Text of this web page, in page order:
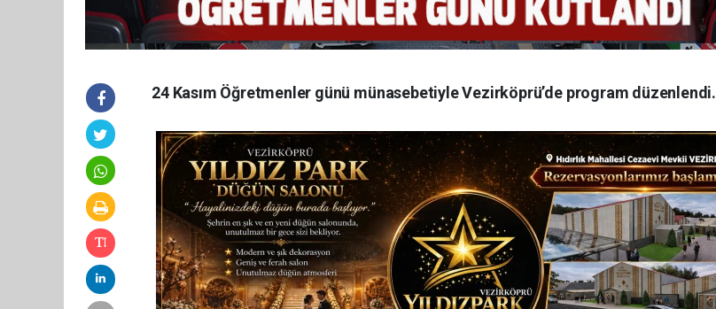
24 Kasım Öğretmenler günü münasebetiyle Vezirköprü’de program düzenlendi.